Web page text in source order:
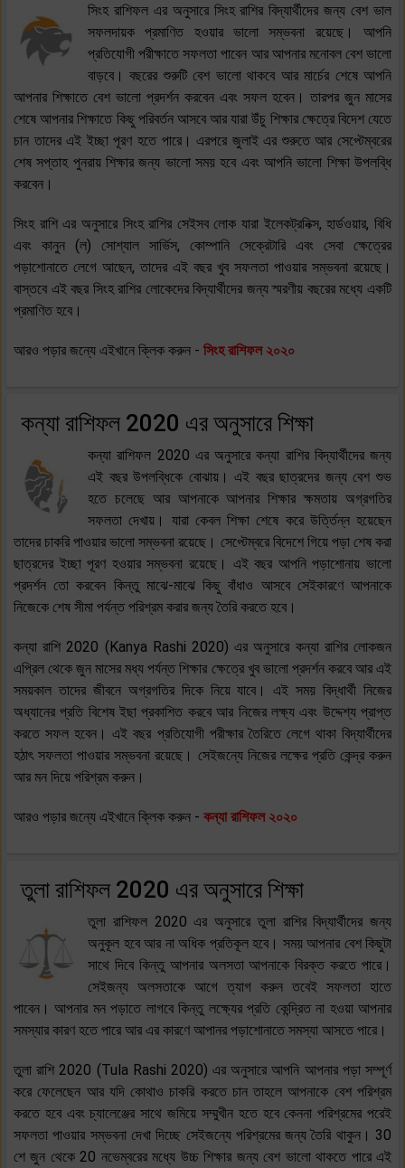
সিংহ রাশিফল এর অনুসারে সিংহ রাশির বিদ্যার্থীদের জন্য বেশ ভাল
সফলদায়ক প্রমাণিত হওয়ার ভালো সম্ভবনা রয়েছে। আপনি
প্রতিযোগী পরীক্ষাতে সফলতা পাবেন আর আপনার মনোবল বেশ ভালো
বাড়বে। বছরের শুরুটি বেশ ভালো থাকবে আর মার্চের শেষে আপনি
আপনার শিক্ষাতে বেশ ভালো প্রদর্শন করবেন এবং সফল হবেন। তারপর জুন মাসের
শেষে আপনার শিক্ষাতে কিছু পরিবর্তন আসবে আর যারা উঁচু শিক্ষার ক্ষেত্রে বিদেশ যেতে
চান তাদের এই ইচ্ছা পূরণ হতে পারে। এরপরে জুলাই এর শুরুতে আর সেপ্টেম্বরের
শেষ সপ্তাহ পুনরায় শিক্ষার জন্য ভালো সময় হবে এবং আপনি ভালো শিক্ষা উপলব্ধি
করবেন।
সিংহ রাশি এর অনুসারে সিংহ রাশির সেইসব লোক যারা ইলেকট্রনিক্স, হার্ডওয়ার, বিধি
এবং কানুন (ল) সোশ্যাল সার্ভিস, কোম্পানি সেক্রেটারি এবং সেবা ক্ষেত্রের
পড়াশোনাতে লেগে আছেন, তাদের এই বছর খুব সফলতা পাওয়ার সম্ভবনা রয়েছে।
বাস্তবে এই বছর সিংহ রাশির লোকেদের বিদ্যার্থীদের জন্য স্মরণীয় বছরের মধ্যে একটি
প্রমাণিত হবে।
আরও পড়ার জন্যে এইখানে ক্লিক করুন - সিংহ রাশিফল ২০২০
কন্যা রাশিফল 2020 এর অনুসারে শিক্ষা
কন্যা রাশিফল 2020 এর অনুসারে কন্যা রাশির বিদ্যার্থীদের জন্য
এই বছর উপলব্ধিকে বোঝায়। এই বছর ছাত্রদের জন্য বেশ শুভ
হতে চলেছে আর আপনাকে আপনার শিক্ষার ক্ষমতায় অগ্রগতির
সফলতা দেখায়। যারা কেবল শিক্ষা শেষে করে উর্ত্তিন্ন হয়েছেন
তাদের চাকরি পাওয়ার ভালো সম্ভবনা রয়েছে। সেপ্টেম্বরে বিদেশে গিয়ে পড়া শেষ করা
ছাত্রদের ইচ্ছা পূরণ হওয়ার সম্ভবনা রয়েছে। এই বছর আপনি পড়াশোনায় ভালো
প্রদর্শন তো করবেন কিন্তু মাঝে-মাঝে কিছু বাঁধাও আসবে সেইকারণে আপনাকে
নিজেকে শেষ সীমা পর্যন্ত পরিশ্রম করার জন্য তৈরি করতে হবে।
কন্যা রাশি 2020 (Kanya Rashi 2020) এর অনুসারে কন্যা রাশির লোকজন
এপ্রিল থেকে জুন মাসের মধ্য পর্যন্ত শিক্ষার ক্ষেত্রে খুব ভালো প্রদর্শন করবে আর এই
সময়কাল তাদের জীবনে অগ্রগতির দিকে নিয়ে যাবে। এই সময় বিদ্ধার্থী নিজের
অধ্যানের প্রতি বিশেষ ইছা প্রকাশিত করবে আর নিজের লক্ষ্য এবং উদ্দেশ্য প্রাপ্ত
করতে সফল হবেন। এই বছর প্রতিযোগী পরীক্ষার তৈরিতে লেগে থাকা বিদ্যার্থীদের
হঠাৎ সফলতা পাওয়ার সম্ভবনা রয়েছে। সেইজন্যে নিজের লক্ষের প্রতি কেন্দ্র করুন
আর মন দিয়ে পরিশ্রম করুন।
আরও পড়ার জন্যে এইখানে ক্লিক করুন - কন্যা রাশিফল ২০২০
তুলা রাশিফল 2020 এর অনুসারে শিক্ষা
তুলা রাশিফল 2020 এর অনুসারে তুলা রাশির বিদ্যার্থীদের জন্য
অনুকূল হবে আর না অধিক প্রতিকূল হবে। সময় আপনার বেশ কিছুটা
সাথে দিবে কিন্তু আপনার অলসতা আপনাকে বিরক্ত করতে পারে।
সেইজন্য অলসতাকে আগে ত্যাগ করুন তবেই সফলতা হাতে
পাবেন। আপনার মন পড়াতে লাগবে কিন্তু লক্ষ্যের প্রতি কেন্দ্রিত না হওয়া আপনার
সমস্যার কারণ হতে পারে আর এর কারণে আপানর পড়াশোনাতে সমস্যা আসতে পারে।
তুলা রাশি 2020 (Tula Rashi 2020) এর অনুসারে আপনি আপনার পড়া সম্পূর্ণ
করে ফেলেছেন আর যদি কোথাও চাকরি করতে চান তাহলে আপনাকে বেশ পরিশ্রম
করতে হবে এবং চ্যালেঞ্জের সাথে জমিয়ে সম্মুখীন হতে হবে কেননা পরিশ্রমের পরেই
সফলতা পাওয়ার সম্ভবনা দেখা দিচ্ছে সেইজন্যে পরিশ্রমের জন্য তৈরি থাকুন। 30
শে জুন থেকে 20 নভেম্বরের মধ্যে উচ্চ শিক্ষার জন্য বেশ ভালো থাকতে পারে এই